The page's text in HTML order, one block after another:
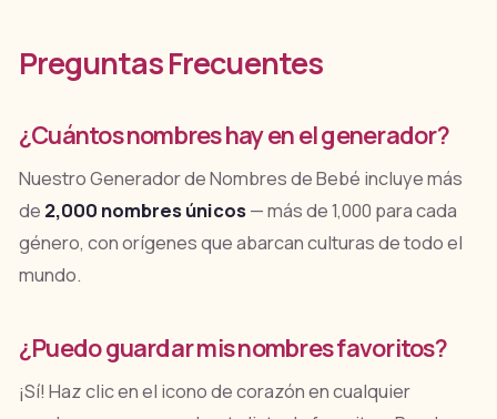
Preguntas Frecuentes
¿Cuántos nombres hay en el generador?
Nuestro Generador de Nombres de Bebé incluye más
de 2,000 nombres únicos— más de 1,000 para cada
género, con orígenes que abarcan culturas de todo el
mundo.
¿Puedo guardar mis nombres favoritos?
¡Sí! Haz clic en el icono de corazón en cualquier